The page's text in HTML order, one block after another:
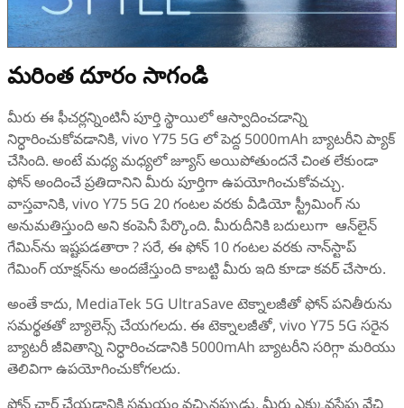
మరింత దూరం సాగండి
మీరు ఈ ఫీచర్లన్నింటినీ పూర్తి స్థాయిలో ఆస్వాదించడాన్ని
నిర్ధారించుకోవడానికి, vivo Y75 5G లో పెద్ద 5000mAh బ్యాటరీని ప్యాక్
చేసింది. అంటే మధ్య మధ్యలో జ్యూస్ అయిపోతుందనే చింత లేకుండా
ఫోన్ అందించే ప్రతిదానిని మీరు పూర్తిగా ఉపయోగించుకోవచ్చు.
వాస్తవానికి, vivo Y75 5G 20 గంటల వరకు వీడియో స్ట్రీమింగ్‌ ను
అనుమతిస్తుంది అని కంపెనీ పేర్కొంది. మీరుదీనికి బదులుగా ఆన్‌లైన్
గేమిన్‌ను ఇష్టపడతారా ? సరే, ఈ ఫోన్ 10 గంటల వరకు నాన్‌స్టాప్
గేమింగ్ యాక్షన్‌ను అందజేస్తుంది కాబట్టి మీరు ఇది కూడా కవర్ చేసారు.
అంతే కాదు, MediaTek 5G UltraSave టెక్నాలజీతో ఫోన్ పనితీరును
సమర్థతతో బ్యాలెన్స్ చేయగలదు. ఈ టెక్నాలజీతో, vivo Y75 5G సరైన
బ్యాటరీ జీవితాన్ని నిర్ధారించడానికి 5000mAh బ్యాటరీని సరిగ్గా మరియు
తెలివిగా ఉపయోగించుకోగలదు.
ఫోన్ ఛార్జ్ చేయడానికి సమయం వచ్చినప్పుడు, మీరు ఎక్కువసేపు వేచి